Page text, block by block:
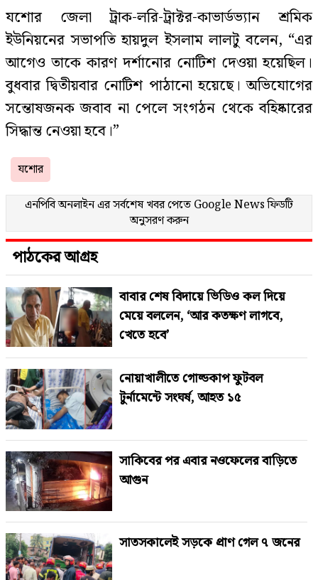
যশোর জেলা ট্রাক-লরি-ট্রাক্টর-কাভার্ডভ্যান শ্রমিক
ইউনিয়নের সভাপতি হায়দুল ইসলাম লালটু বলেন, “এর
আগেও তাকে কারণ দর্শানোর নোটিশ দেওয়া হয়েছিল।
বুধবার দ্বিতীয়বার নোটিশ পাঠানো হয়েছে। অভিযোগের
সন্তোষজনক জবাব না পেলে সংগঠন থেকে বহিষ্কারের
সিদ্ধান্ত নেওয়া হবে।”
যশোর
এনপিবি অনলাইন এর সর্বশেষ খবর পেতে Google Newsফিডটি
অনুসরণ করুন
পাঠকের আগ্রহ
বাবার শেষ বিদায়ে ভিডিও কল দিয়ে
মেয়ে বললেন, ‘আর কতক্ষণ লাগবে,
খেতে হবে’
নোয়াখালীতে গোল্ডকাপ ফুটবল
টুর্নামেন্টে সংঘর্ষ, আহত ১৫
সাকিবের পর এবার নওফেলের বাড়িতে
আগুন
সাতসকালেই সড়কে প্রাণ গেল ৭ জনের